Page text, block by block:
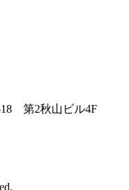
第2秋山ビル4F